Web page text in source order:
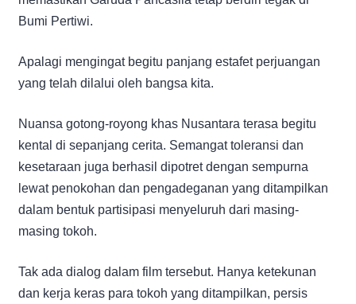
Bumi Pertiwi.
Apalagi mengingat begitu panjang estafet perjuangan
yang telah dilalui oleh bangsa kita.
Nuansa gotong-royong khas Nusantara terasa begitu
kental di sepanjang cerita. Semangat toleransi dan
kesetaraan juga berhasil dipotret dengan sempurna
lewat penokohan dan pengadeganan yang ditampilkan
dalam bentuk partisipasi menyeluruh dari masing-
masing tokoh.
Tak ada dialog dalam film tersebut. Hanya ketekunan
dan kerja keras para tokoh yang ditampilkan, persis